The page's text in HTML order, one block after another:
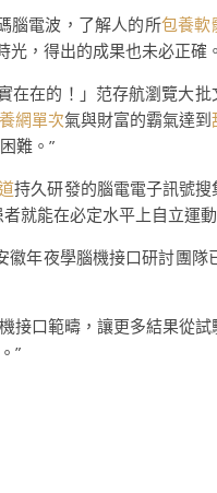
腦電波，了解人的所包養軟
，得出的成果也未必正確。
在的！」范存航瀏覽大批
網單次氣與財富的霸氣達到
難。”
持久研發的腦電電子訊號搜
就能在必定水平上自立運
徽年夜學腦機接口研討團隊
接口範疇，讓更多結果從試
”